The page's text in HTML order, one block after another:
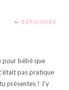
RÉPONDRE
pour bébé que
pas pratique
présentes ! J’y